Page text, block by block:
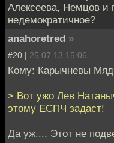
Алексеева, Немцов и
недемократичное?
anahoretred »
#20 | 25.07.13 15:06
Кому: Карычневы
> Вот ужо Лев
этому ЕСПЧ задаст!
Да уж.... Этот не